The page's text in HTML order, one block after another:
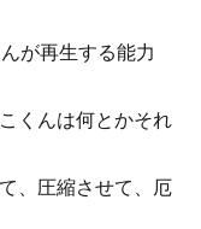
が再生する能力
くんは何とかそれ
、圧縮させて、厄